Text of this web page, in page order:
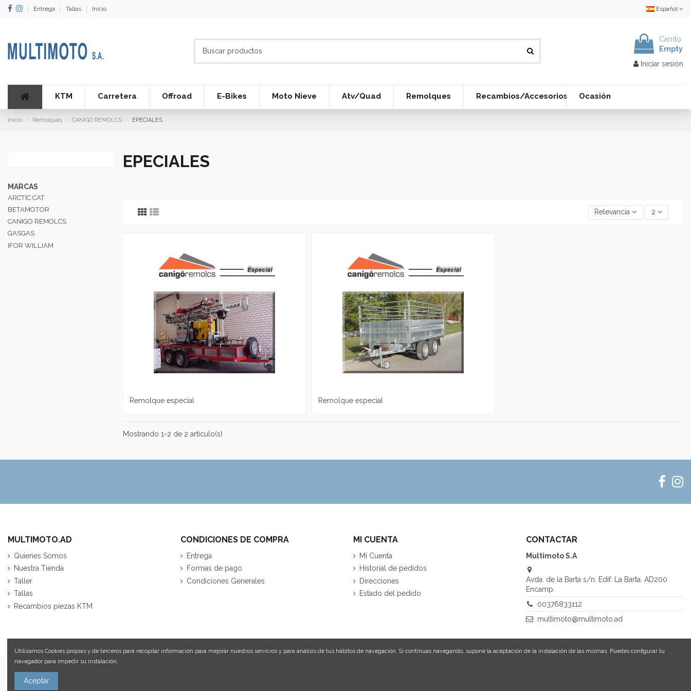
Entrega Tallas Inicio Español
Carrito
Empty
Iniciar sesión
KTM Carretera Offroad E-Bikes Moto Nieve Atv/Quad Remolques Recambios/Accesorios Ocasión
Inicio Remolques CANIGO REMOLCS EPECIALES
EPECIALES
Relevancia 2
Remolque especial Remolque especial
Mostrando 1-2 de 2 artículo(s)
MARCAS
ARCTIC CAT
BETAMOTOR
CANIGO REMOLCS
GASGAS
IFOR WILLIAM
MULTIMOTO.AD
Quienes Somos
Nuestra Tienda
Taller
Tallas
Recambios piezas KTM
CONDICIONES DE COMPRA
Entrega
Formas de pago
Condiciones Generales
MI CUENTA
Mi Cuenta
Historial de pedidos
Direcciones
Estado del pedido
CONTACTAR
Multimoto S.A
Avda. de la Barta s/n. Edif. La Barta. AD200
Encamp.
00376833112
multimoto@multimoto.ad
Utilizamos Cookies propias y de terceros para recopilar información para mejorar nuestros servicios y para análisis de tus hábitos de navegación. Si continuas navegando, supone la aceptación de la instalación de las mismas. Puedes configurar tu
navegador para impedir su instalación.
Aceptar